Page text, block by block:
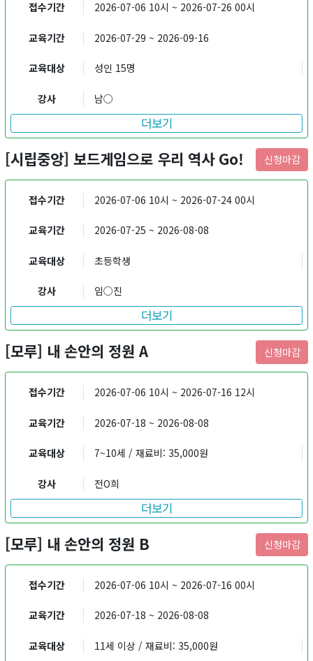
접수기간 2026-07-06 10시 ~ 2026-07-26 00시
교육기간 2026-07-29 ~ 2026-09-16
교육대상 성인 15명
강사 남○
더보기
[시립중앙] 보드게임으로 우리 역사 Go! 신청마감
접수기간 2026-07-06 10시 ~ 2026-07-24 00시
교육기간 2026-07-25 ~ 2026-08-08
교육대상 초등학생
강사 임○진
더보기
[모루] 내 손안의 정원 A 신청마감
접수기간 2026-07-06 10시 ~ 2026-07-16 12시
교육기간 2026-07-18 ~ 2026-08-08
교육대상 7~10세 / 재료비: 35,000원
강사 전O희
더보기
[모루] 내 손안의 정원 B 신청마감
접수기간 2026-07-06 10시 ~ 2026-07-16 00시
교육기간 2026-07-18 ~ 2026-08-08
교육대상 11세 이상 / 재료비: 35,000원